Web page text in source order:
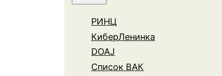
РИНЦ
КиберЛенинка
DOAJ
Список ВАК